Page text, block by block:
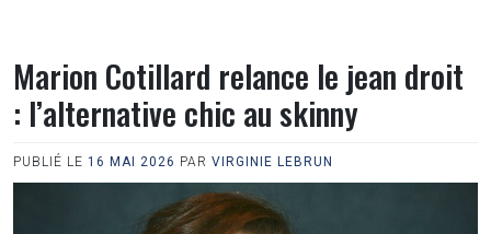
Marion Cotillard relance le jean droit
: l’alternative chic au skinny
PUBLIÉ LE 16 MAI 2026 PAR VIRGINIE LEBRUN